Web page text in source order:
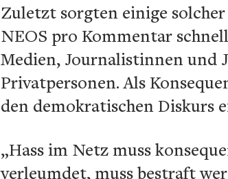
Zuletzt sorgten einige
NEOS pro Kommentar
Medien, Journalistinnen und
Privatpersonen. Als
den demokratischen Diskurs
„Hass im Netz muss
verleumdet, muss bestraft